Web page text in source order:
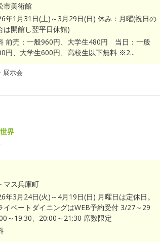
市美術館
年1月31日(土)～3月29日(日) 休み：月曜(祝日の
は開館し翌平日休館)
前売：一般960円、大学生480円 当日：一般
円、大学生600円、高校生以下無料 ※2...
展示会
界
マス兵庫町
年3月24日(火)～4月19日(日) 月曜日は定休日。
イベートダイニングはWEB予約受付 3/27～29
～19:30、20:00～21:30 席数限定